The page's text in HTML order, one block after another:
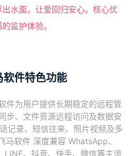
水面，让爱回归安心。核心优
监护体验。
件特色功能
件为用户提供长期稳定的远程管
步、文件资源远程访问及数据安
记录、短信往来、照片视频及多
马软件 深度兼容 WhatsApp、
、抖音、快手、微信等主流